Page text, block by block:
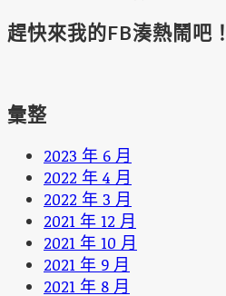
趕快來我的FB湊熱鬧吧！
彙整
2023 年 6 月
2022 年 4 月
2022 年 3 月
2021 年 12 月
2021 年 10 月
2021 年 9 月
2021 年 8 月